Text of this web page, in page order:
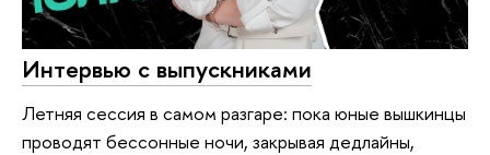
Интервью с выпускниками
Летняя сессия в самом разгаре: пока юные вышкинцы
проводят бессонные ночи, закрывая дедлайны,